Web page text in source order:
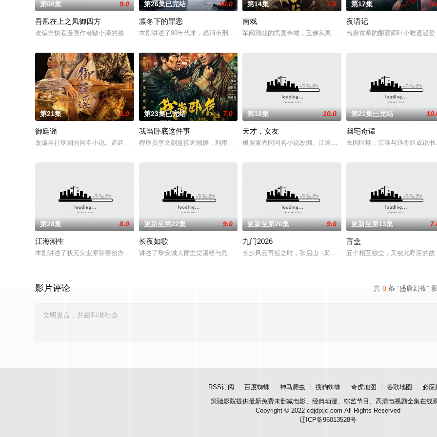
第08集 9.0
吾凰在上之凤御四方
改编自快看漫画作者嗷小泽的独家连载漫画《吾凰在上》。现代少女奚圆（姜贞羽 饰）因意外踏入玄机界，继而卷入
第26集已完结 10.0
凛冬下的罪恶
本剧讲述了90年代末，怒河市刑侦支队在无普及监控、无DNA鉴定技术的支持下，通过摸排、勘查等传统刑
第14集 7.0
南戏
军阀混战的民国奉城，玉佛头离奇失窃，戏班主横尸戏台，将冷血少
第17集
夜语记
出身贫寒的酿酒师叶小唯遭遇
第21集 6.0
御廷谣
改编自行烟烟的同名小说。孟廷辉，大平王朝有史以来个以女子进士科三元及第入翰林院的奇女子。十年前的她被他从
第23集已完结 7.0
我当卧底这件事
程序员李文刻意接近顾婷，利用顾炎女儿奴的属性，请求老炮儿顾炎带自己用程序员身份卧底电诈集团以求
第18集 10.0
天才，女友
根据素光同同名小说改编。江逾白长大以后，林知夏忽然对他说：“
第21集已完结
幽宅奇谭
民国时期，江淮与迅哥组成说
第28集 8.0
江海潮生
本剧讲述了状元实业家张謇创办大生企业，实业报国的故事。甲午战争后，国家蒙羞，张謇虽高中状元，却渴望寻求强
更新至第22集 9.0
长夜如歌
讲述了黎安城大郡主棠溪槿与烈云峥之间曲折动人的情感，以及他们在复杂局势中坚守初心、勇敢面对困难
更新至第20集 9.0
九门2026
长沙风云再起之时，张启山（陈伟霆 饰）与吴老狗（曾舜晞 饰）强
更新至第13集
盲盒
五个相互独立，又彼此呼应的
共 0 条 “盛唐幻夜”
影片评论
RSS订阅 百度蜘蛛 神马爬虫 搜狗蜘蛛 奇虎地图 谷歌地图
必应
策驰影院提供最新免费未删减电影、经典动漫、综艺节目、高清电视剧全集在线
Copyright © 2022 cdjdjxjc.com All Rights Reserved
辽ICP备96013528号